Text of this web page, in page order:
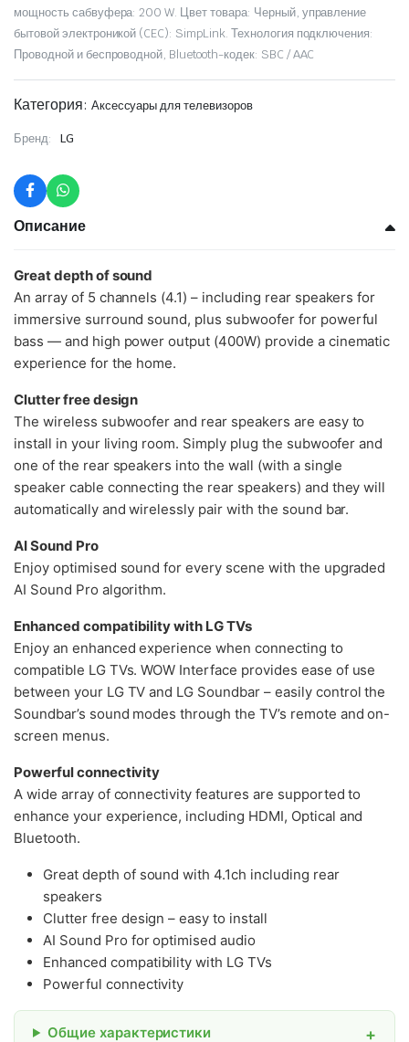
мощность сабвуфера: 200 W. Цвет товара: Черный, управление
бытовой электроникой (CEC): SimpLink. Технология подключения:
Проводной и беспроводной, Bluetooth-кодек: SBC / AAC
Категория: Аксессуары для телевизоров
Бренд: LG
Описание
Great depth of sound
An array of 5 channels (4.1) – including rear speakers for
immersive surround sound, plus subwoofer for powerful
bass — and high power output (400W) provide a cinematic
experience for the home.
Clutter free design
The wireless subwoofer and rear speakers are easy to
install in your living room. Simply plug the subwoofer and
one of the rear speakers into the wall (with a single
speaker cable connecting the rear speakers) and they will
automatically and wirelessly pair with the sound bar.
AI Sound Pro
Enjoy optimised sound for every scene with the upgraded
AI Sound Pro algorithm.
Enhanced compatibility with LG TVs
Enjoy an enhanced experience when connecting to
compatible LG TVs. WOW Interface provides ease of use
between your LG TV and LG Soundbar – easily control the
Soundbar’s sound modes through the TV’s remote and on-
screen menus.
Powerful connectivity
A wide array of connectivity features are supported to
enhance your experience, including HDMI, Optical and
Bluetooth.
Great depth of sound with 4.1ch including rear
speakers
Clutter free design – easy to install
AI Sound Pro for optimised audio
Enhanced compatibility with LG TVs
Powerful connectivity
Общие характеристики